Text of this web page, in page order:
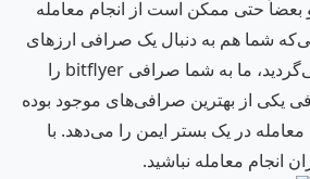
و بعضاً حتی ممکن است از انجام معامله
شما هم به دنبال یک صرافی ارزهای
دیجیتال مطمئن و ایمن می‌گردید، ما به شما صرافی bitflyer را
یکی از بهترین صرافی‌های موجود بوده
معامله در یک بستر ایمن را می‌دهد. با
انجام معامله نباشید.